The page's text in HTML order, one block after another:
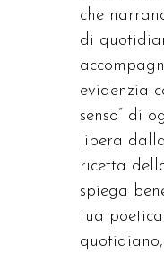
che
di
evidenzia
senso” di
libera
ricetta
spiega
tua